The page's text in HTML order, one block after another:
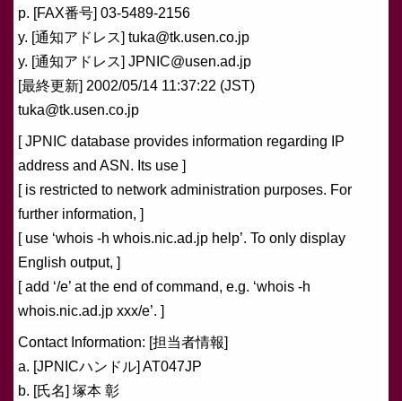
p. [FAX番号] 03-5489-2156
y. [通知アドレス] tuka@tk.usen.co.jp
y. [通知アドレス] JPNIC@usen.ad.jp
[最終更新] 2002/05/14 11:37:22 (JST)
tuka@tk.usen.co.jp
[ JPNIC database provides information regarding IP
address and ASN. Its use ]
[ is restricted to network administration purposes. For
further information, ]
[ use ‘whois -h whois.nic.ad.jp help’. To only display
English output, ]
[ add ‘/e’ at the end of command, e.g. ‘whois -h
whois.nic.ad.jp xxx/e’. ]
Contact Information: [担当者情報]
a. [JPNICハンドル] AT047JP
b. [氏名] 塚本 彰